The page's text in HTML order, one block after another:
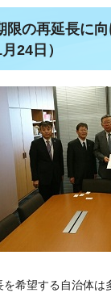
限の再延長に
24日）
希望する自治体は